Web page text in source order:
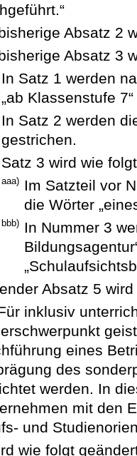
Absatz 2
Absatz 3
In Satz 1 werden
„ab Klassenstufe
In Satz 2 werden
gestrichen.
Satz 3 wird wie
aaa)
Im Satzteil vor
die Wörter
bbb)
In Nummer 3
Absatz 5
inklusiv
eines
des
werden. In
mit den
und
wie folgt